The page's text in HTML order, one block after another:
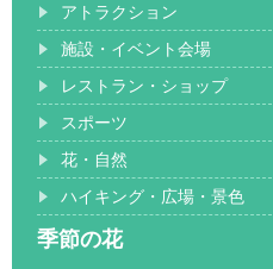
アトラクション
施設・イベント会場
レストラン・ショップ
スポーツ
花・自然
ハイキング・広場・景色
季節の花